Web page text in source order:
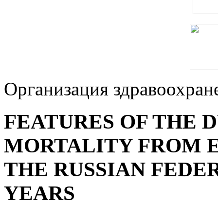
Организация
FEATURES OF THE
MORTALITY FROM
THE RUSSIAN
YEARS